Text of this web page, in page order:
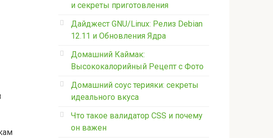
и секреты приготовления
Дайджест GNU/Linux: Релиз Debian
12.11 и Обновления Ядра
Домашний Каймак:
Высококалорийный Рецепт с Фото
Домашний соус терияки: секреты
идеального вкуса
Что такое валидатор CSS и почему
он важен